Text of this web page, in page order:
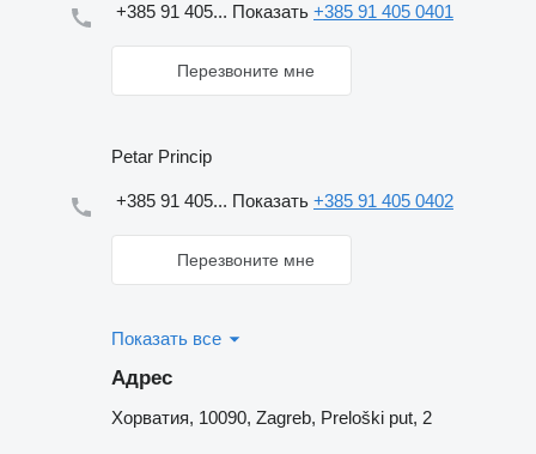
+385 91 405... Показать +385 91 405 0401
Перезвоните мне
Petar Princip
+385 91 405... Показать +385 91 405 0402
Перезвоните мне
Показать все
Адрес
Хорватия, 10090, Zagreb, Preloški put, 2